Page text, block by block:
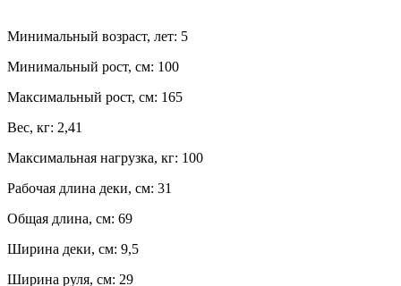
Минимальный возраст, лет: 5
Минимальный рост, см: 100
Максимальный рост, см: 165
Вес, кг: 2,41
Максимальная нагрузка, кг: 100
Рабочая длина деки, см: 31
Общая длина, см: 69
Ширина деки, см: 9,5
Ширина руля, см: 29